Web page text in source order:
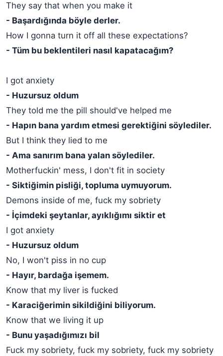
They say that when you make it
- Başardığında böyle derler.
How I gonna turn it off all these expectations?
- Tüm bu beklentileri nasıl kapatacağım?
I got anxiety
- Huzursuz oldum
They told me the pill should've helped me
- Hapın bana yardım etmesi gerektiğini söylediler.
But I think they lied to me
- Ama sanırım bana yalan söylediler.
Motherfuckin' mess, I don't fit in society
- Siktiğimin pisliği, topluma uymuyorum.
Demons inside of me, fuck my sobriety
- İçimdeki şeytanlar, ayıklığımı siktir et
I got anxiety
- Huzursuz oldum
No, I won't piss in no cup
- Hayır, bardağa işemem.
Know that my liver is fucked
- Karaciğerimin sikildiğini biliyorum.
Know that we living it up
- Bunu yaşadığımızı bil
Fuck my sobriety, fuck my sobriety, fuck my sobriety